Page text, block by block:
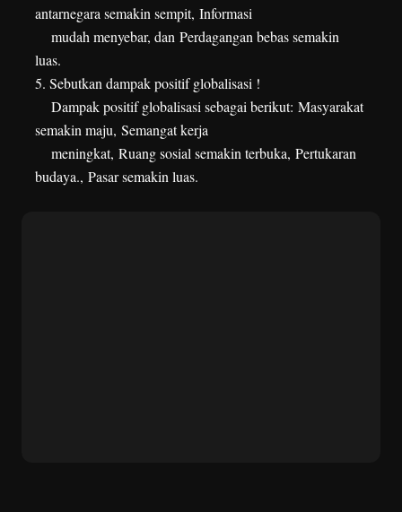
antarnegara semakin sempit, Informasi
mudah menyebar, dan Perdagangan bebas semakin
luas.
5. Sebutkan dampak positif globalisasi !
Dampak positif globalisasi sebagai berikut: Masyarakat
semakin maju, Semangat kerja
meningkat, Ruang sosial semakin terbuka, Pertukaran
budaya., Pasar semakin luas.